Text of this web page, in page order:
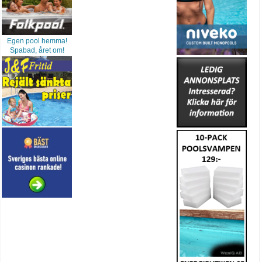
Egen pool hemma!
Spabad, året om!